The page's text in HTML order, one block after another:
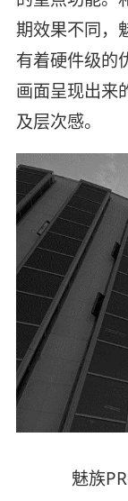
期效果不同，
有着硬件级的
画面呈现出来
及层次感。
魅族